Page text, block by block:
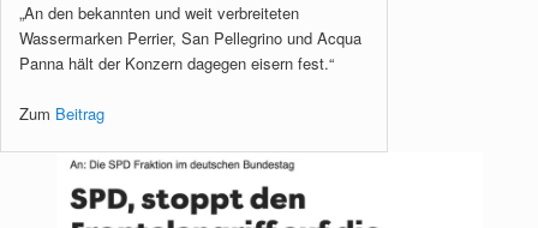
„An den bekannten und weit verbreiteten
Wassermarken Perrier, San Pellegrino und Acqua
Panna hält der Konzern dagegen eisern fest.“
Zum Beitrag